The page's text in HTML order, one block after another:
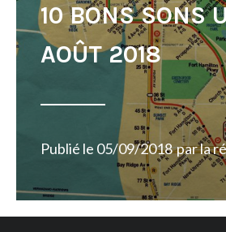
10 BONS SONS
AOÛT 2018
Publié le 05/09/2018 parla